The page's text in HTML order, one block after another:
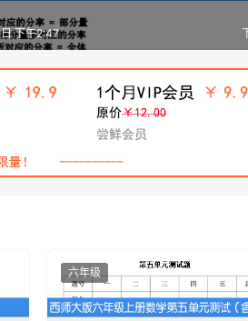
下午2:47
六年级